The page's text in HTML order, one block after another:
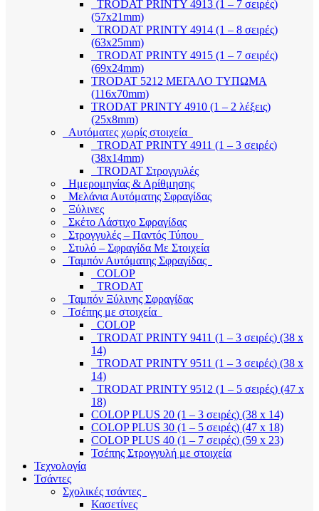
TRODAT PRINTY 4913 (1 – 7 σειρές)
(57x21mm)
TRODAT PRINTY 4914 (1 – 8 σειρές)
(63x25mm)
TRODAT PRINTY 4915 (1 – 7 σειρές)
(69x24mm)
TRODAT 5212 ΜΕΓΑΛΟ ΤΥΠΩΜΑ
(116x70mm)
TRODAT PRINTY 4910 (1 – 2 λέξεις)
(25x8mm)
Αυτόματες χωρίς στοιχεία
TRODAT PRINTY 4911 (1 – 3 σειρές)
(38x14mm)
TRODAT Στρογγυλές
Ημερομηνίας & Αρίθμησης
Μελάνια Αυτόματης Σφραγίδας
Ξύλινες
Σκέτο Λάστιχο Σφραγίδας
Στρογγυλές – Παντός Τύπου
Στυλό – Σφραγίδα Με Στοιχεία
Ταμπόν Αυτόματης Σφραγίδας
COLOP
TRODAT
Ταμπόν Ξύλινης Σφραγίδας
Τσέπης με στοιχεία
COLOP
TRODAT PRINTY 9411 (1 – 3 σειρές) (38 x
14)
TRODAT PRINTY 9511 (1 – 3 σειρές) (38 x
14)
TRODAT PRINTY 9512 (1 – 5 σειρές) (47 x
18)
COLOP PLUS 20 (1 – 3 σειρές) (38 x 14)
COLOP PLUS 30 (1 – 5 σειρές) (47 x 18)
COLOP PLUS 40 (1 – 7 σειρές) (59 x 23)
Τσέπης Στρογγυλή με στοιχεία
Τεχνολογία
Τσάντες
Σχολικές τσάντες
Κασετίνες